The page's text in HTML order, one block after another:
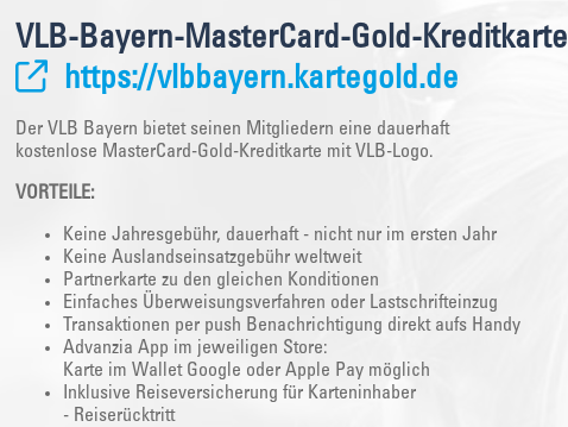
VLB-Bayern-MasterCard-Gold-Kreditkarte
https://vlbbayern.kartegold.de
Der VLB Bayern bietet seinen Mitgliedern eine dauerhaft
kostenlose MasterCard-Gold-Kreditkarte mit VLB-Logo.
VORTEILE:
Keine Jahresgebühr, dauerhaft - nicht nur im ersten Jahr
Keine Auslandseinsatzgebühr weltweit
Partnerkarte zu den gleichen Konditionen
Einfaches Überweisungsverfahren oder Lastschrifteinzug
Transaktionen per push Benachrichtigung direkt aufs Handy
Advanzia App im jeweiligen Store:
Karte im Wallet Google oder Apple Pay möglich
Inklusive Reiseversicherung für Karteninhaber
- Reiserücktritt